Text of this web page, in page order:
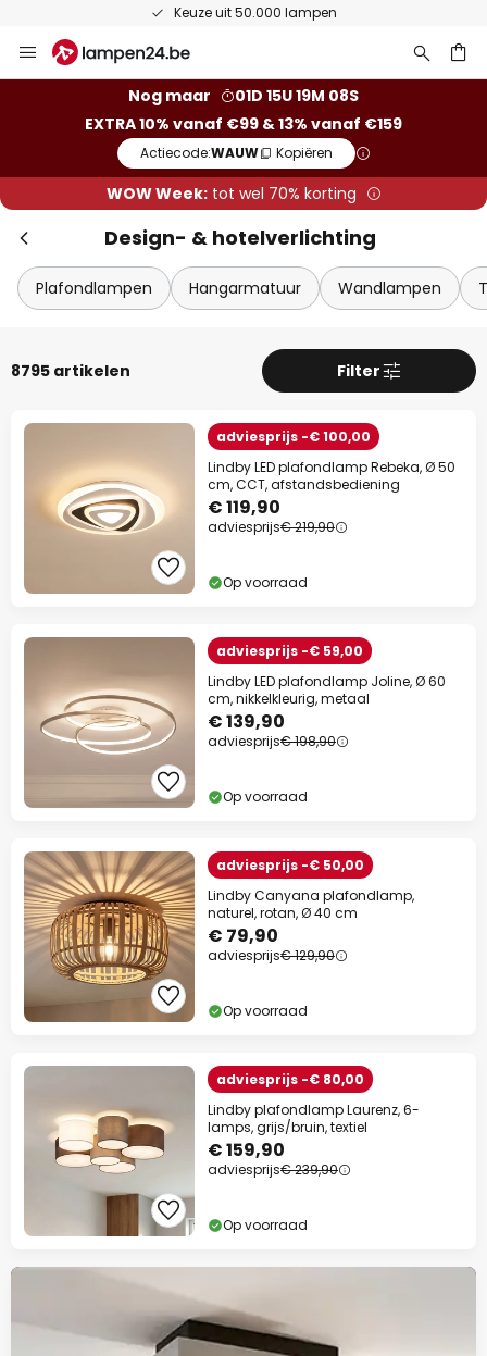
Keuze uit 50.000 lampen
naar
Nog maar
01D 15U 19M 06S
EXTRA 10% vanaf €99 & 13% vanaf €159
Actiecode:WAUW Kopiëren
WOW Week:tot wel 70% korting
Design- & hotelverlichting
Plafondlampen Hangarmatuur Wandlampen
8795 artikelen Filter
adviesprijs -€ 100,00
Lindby LED plafondlamp Rebeka, Ø 50
cm, CCT, afstandsbediening
€ 119,90
adviesprijs€ 219,90
Op voorraad
adviesprijs -€ 59,00
Lindby LED plafondlamp Joline, Ø 60
cm, nikkelkleurig, metaal
€ 139,90
adviesprijs€ 198,90
Op voorraad
adviesprijs -€ 50,00
Lindby Canyana plafondlamp,
naturel, rotan, Ø 40 cm
€ 79,90
adviesprijs€ 129,90
Op voorraad
adviesprijs -€ 80,00
Lindby plafondlamp Laurenz, 6-
lamps, grijs/bruin, textiel
€ 159,90
adviesprijs€ 239,90
Op voorraad
Extra korting
vanaf €99
13% kortingvanaf €159
op bijna alles*
Actiecode:WAUW Kopiëren
Nu besparen